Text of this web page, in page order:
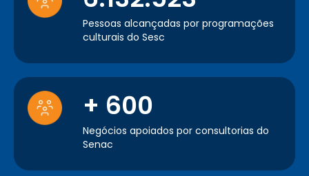
Pessoas alcançadas por programações
culturais do Sesc
+ 600
Negócios apoiados por consultorias do
Senac